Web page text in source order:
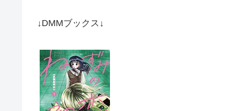
↓DMMブックス↓